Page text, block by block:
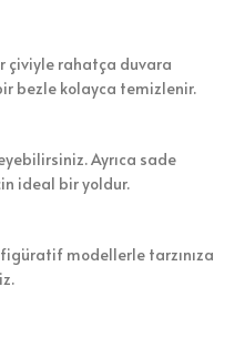
çiviyle rahatça duvara
bezle kolayca temizlenir.
Ayrıca sade
ideal bir yoldur.
modellerle tarzınıza